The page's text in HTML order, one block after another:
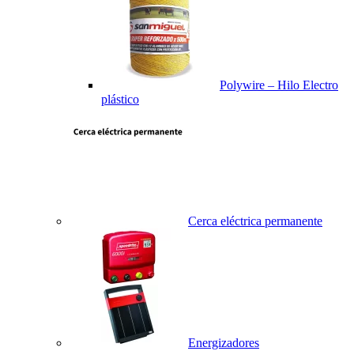
Polywire – Hilo Electro
plástico
Cerca eléctrica permanente
Energizadores